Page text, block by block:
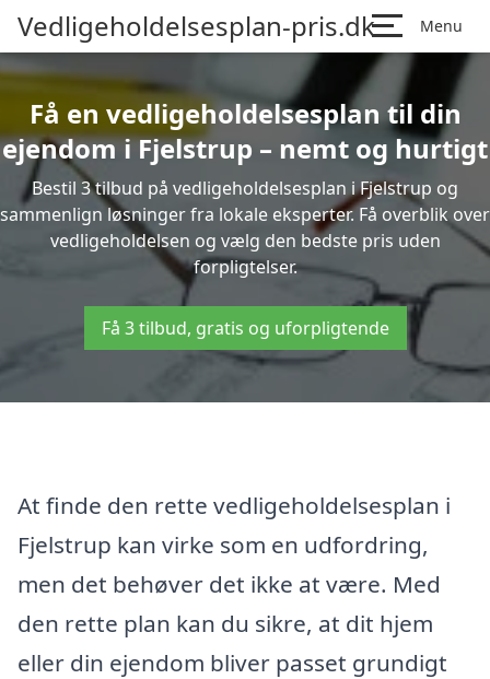
Vedligeholdelsesplan-pris.dk Menu
Få en vedligeholdelsesplan til din
ejendom i Fjelstrup – nemt og hurtigt
Bestil 3 tilbud på vedligeholdelsesplan i Fjelstrup og
sammenlign løsninger fra lokale eksperter. Få overblik over
vedligeholdelsen og vælg den bedste pris uden
forpligtelser.
Få 3 tilbud, gratis og uforpligtende
At finde den rette vedligeholdelsesplan i
Fjelstrup kan virke som en udfordring,
men det behøver det ikke at være. Med
den rette plan kan du sikre, at dit hjem
eller din ejendom bliver passet grundigt